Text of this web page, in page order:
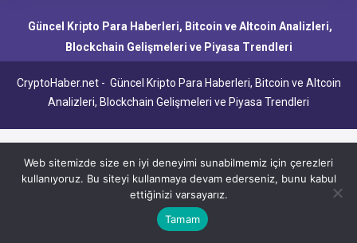
Güncel Kripto Para Haberleri, Bitcoin ve Altcoin Analizleri,
Blockchain Gelişmeleri ve Piyasa Trendleri
CryptoHaber.net - Güncel Kripto Para Haberleri, Bitcoin ve Altcoin
Analizleri, Blockchain Gelişmeleri ve Piyasa Trendleri
Web sitemizde size en iyi deneyimi sunabilmemiz için çerezleri
kullanıyoruz. Bu siteyi kullanmaya devam ederseniz, bunu kabul
ettiğinizi varsayarız.
Tamam